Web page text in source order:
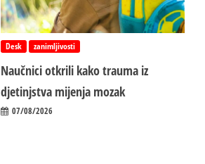
Desk zanimljivosti
Naučnici otkrili kako trauma iz
d‌jetinjstva mijenja mozak
07/08/2026